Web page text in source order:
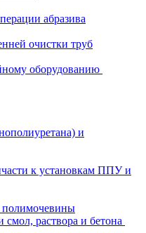
абразива
очистки труб
оборудованию
и
к установкам ППУ и
раствора и бетона